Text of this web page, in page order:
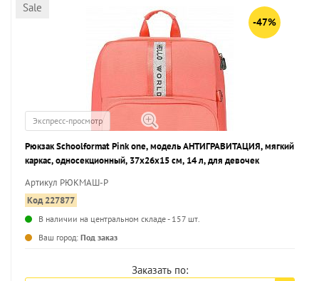
Sale
-47%
Экспресс-просмотр
Рюкзак Schoolformat Pink one, модель АНТИГРАВИТАЦИЯ, мягкий
каркас, односекционный, 37х26х15 см, 14 л, для девочек
Артикул РЮКМАШ-Р
Код 227877
В наличии на центральном складе - 157 шт.
Ваш город: Под заказ
Заказать по: